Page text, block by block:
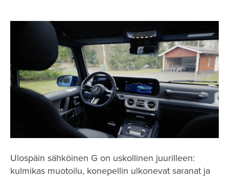
Ulospäin sähköinen G on uskollinen juurilleen:
kulmikas muotoilu, konepellin ulkonevat saranat ja